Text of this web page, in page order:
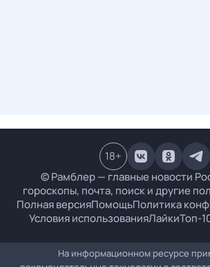
© Рамблер — главные новости
гороскопы, почта, поиск и другие
Полная версияПомощьПолитика
Условия использованияЛайкиТоп-
18+
На информационном ресурсе